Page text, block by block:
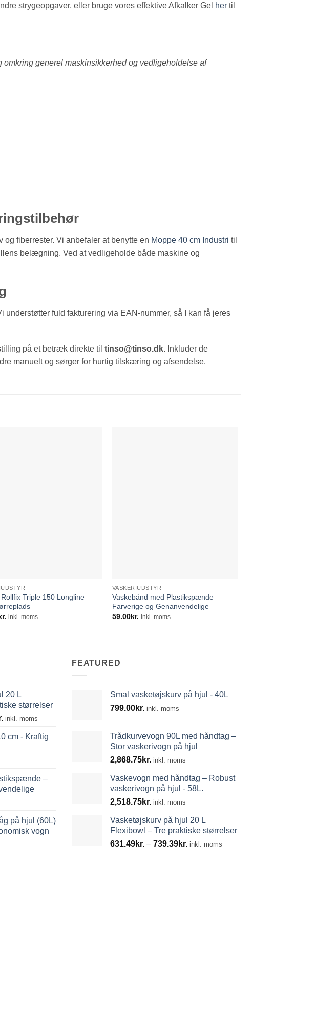
strygeopgaver, eller bruge vores effektive Afkalker Gel her til
generel maskinsikkerhed og vedligeholdelse af
og fiberrester. Vi anbefaler at benytte en Moppe 40 cm Industri til
belægning. Ved at vedligeholde både maskine og
fuld fakturering via EAN-nummer, så I kan få jeres
på et betræk direkte til tinso@tinso.dk. Inkluder de
manuelt og sørger for hurtig tilskæring og afsendelse.
Triple 150 Longline
inkl. moms
VASKERIUDSTYR
Vaskebånd med Plastikspænde –
Farverige og Genanvendelige
59.00kr. inkl. moms
20 L
størrelser
Prisinterval:
til
inkl. moms
cm - Kraftig
–
på hjul (60L)
vogn
FEATURED
Smal vasketøjskurv på hjul - 40L
799.00kr. inkl. moms
Trådkurvevogn 90L med håndtag –
Stor vaskerivogn på hjul
2,868.75kr. inkl. moms
Vaskevogn med håndtag – Robust
vaskerivogn på hjul - 58L.
2,518.75kr. inkl. moms
Vasketøjskurv på hjul 20 L
Flexibowl – Tre praktiske størrelser
631.49kr. – 739.39kr. Prisinterval:
inkl. moms